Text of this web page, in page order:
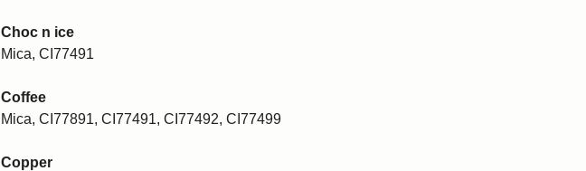
Choc n ice
Mica, CI77491
Coffee
Mica, CI77891, CI77491, CI77492, CI77499
Copper